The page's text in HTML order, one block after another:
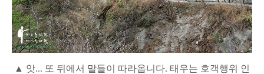
▲ 앗... 또 뒤에서 말들이 따라옵니다. 태우는 호객행위 인